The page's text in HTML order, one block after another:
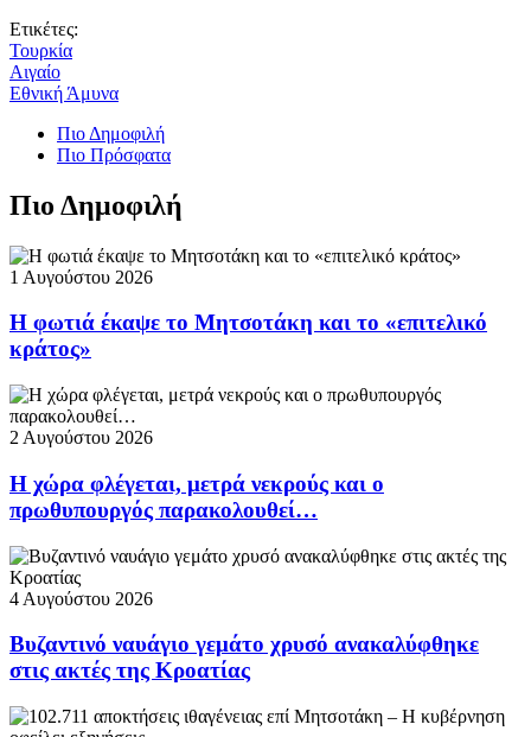
Ετικέτες:
Τουρκία
Αιγαίο
Εθνική Άμυνα
Πιο Δημοφιλή
Πιο Πρόσφατα
Πιο Δημοφιλή
1 Αυγούστου 2026
Η φωτιά έκαψε το Μητσοτάκη και το «επιτελικό
κράτος»
2 Αυγούστου 2026
Η χώρα φλέγεται, μετρά νεκρούς και ο
πρωθυπουργός παρακολουθεί…
4 Αυγούστου 2026
Βυζαντινό ναυάγιο γεμάτο χρυσό ανακαλύφθηκε
στις ακτές της Κροατίας